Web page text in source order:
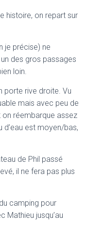
histoire, on repart sur
je précise) ne
des gros passages
loin.
porte rive droite. Vu
mais avec peu de
on réembarque assez
d’eau est moyen/bas,
de Phil passé
il ne fera pas plus
camping pour
Mathieu jusqu’au